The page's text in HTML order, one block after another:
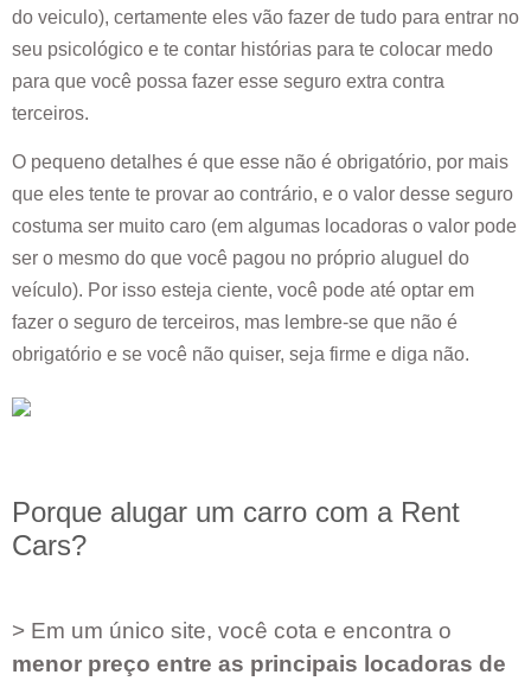
do veiculo), certamente eles vão fazer de tudo para entrar no
seu psicológico e te contar histórias para te colocar medo
para que você possa fazer esse seguro extra contra
terceiros.
O pequeno detalhes é que esse não é obrigatório, por mais
que eles tente te provar ao contrário, e o valor desse seguro
costuma ser muito caro (em algumas locadoras o valor pode
ser o mesmo do que você pagou no próprio aluguel do
veículo). Por isso esteja ciente, você pode até optar em
fazer o seguro de terceiros, mas lembre-se que não é
obrigatório e se você não quiser, seja firme e diga não.
Porque alugar um carro com a Rent
Cars?
> Em um único site, você cota e encontra o
menor preço entre as principais locadoras de